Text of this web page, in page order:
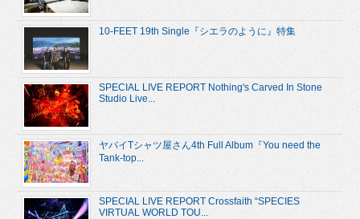
10-FEET 19th Single『シエラのように』特集
SPECIAL LIVE REPORT Nothing's Carved In Stone
Studio Live...
ヤバイTシャツ屋さん4th Full Album『You need the
Tank-top...
SPECIAL LIVE REPORT Crossfaith “SPECIES
VIRTUAL WORLD TOU...